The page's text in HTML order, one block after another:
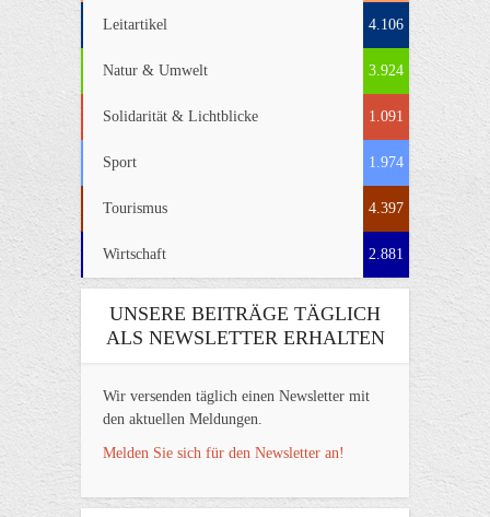
Leitartikel 4.106
Natur & Umwelt 3.924
Solidarität & Lichtblicke 1.091
Sport 1.974
Tourismus 4.397
Wirtschaft 2.881
UNSERE BEITRÄGE TÄGLICH
ALS NEWSLETTER ERHALTEN
Wir versenden täglich einen Newsletter mit
den aktuellen Meldungen.
Melden Sie sich für den Newsletter an!